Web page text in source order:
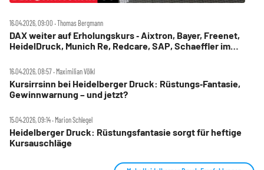
16.04.2026, 09:00 ‧ Thomas Bergmann
DAX weiter auf Erholungskurs ‑ Aixtron, Bayer, Freenet,
HeidelDruck, Munich Re, Redcare, SAP, Schaeffler im
16.04.2026, 08:57 ‧ Maximilian Völkl
Kursirrsinn bei Heidelberger Druck: Rüstungs‑Fantasie,
Gewinnwarnung – und jetzt?
15.04.2026, 09:14 ‧ Marion Schlegel
Heidelberger Druck: Rüstungsfantasie sorgt für heftige
Kursauschläge